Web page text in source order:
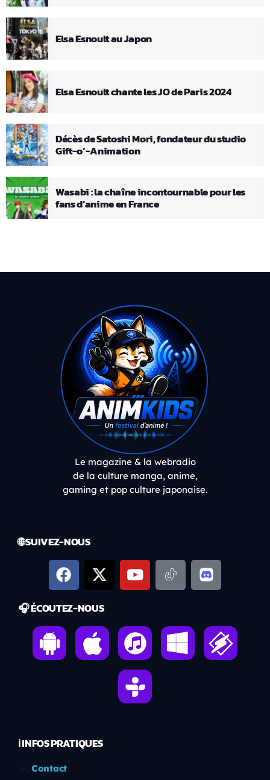
Elsa Esnoult au Japon
Elsa Esnoult chante les JO de Paris 2024
Décès de Satoshi Mori, fondateur du studio
Gift-o’-Animation
Wasabi : la chaîne incontournable pour les
fans d’anime en France
Le magazine & la webradio
de la culture manga, anime,
gaming et pop culture japonaise.
🌐 SUIVEZ-NOUS
🎧 ÉCOUTEZ-NOUS
ℹ️ INFOS PRATIQUES
Contact